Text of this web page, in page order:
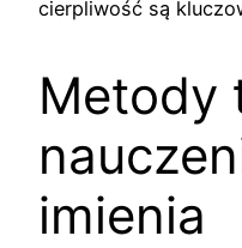
cierpliwość są
Metody
imienia